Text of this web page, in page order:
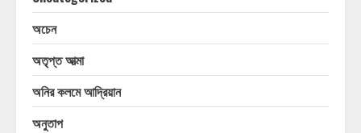
অচেন
অতৃপ্ত আত্মা
অনির কলমে আদ্রিয়ান
অনুতাপ